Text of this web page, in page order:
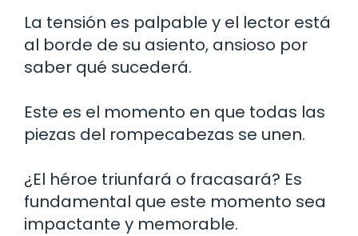
La tensión es palpable y el lector está
al borde de su asiento, ansioso por
saber qué sucederá.
Este es el momento en que todas las
piezas del rompecabezas se unen.
¿El héroe triunfará o fracasará? Es
fundamental que este momento sea
impactante y memorable.